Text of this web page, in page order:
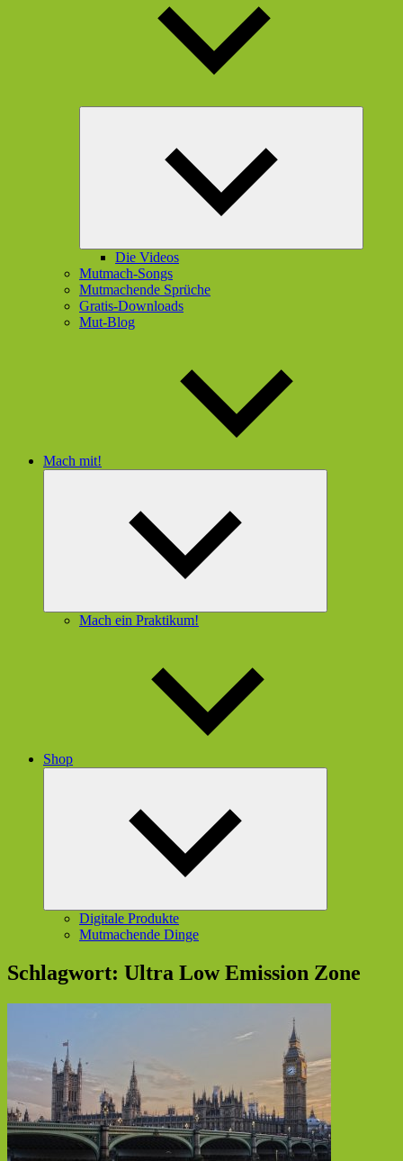
Die Videos
Mutmach-Songs
Mutmachende Sprüche
Gratis-Downloads
Mut-Blog
Mach mit!
Mach ein Praktikum!
Shop
Digitale Produkte
Mutmachende Dinge
Schlagwort: Ultra Low Emission Zone